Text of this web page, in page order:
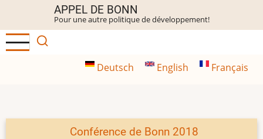
contenu
principal
APPEL DE BONN
Pour une autre politique de développement!
Deutsch English Français
Conférence de Bonn 2018